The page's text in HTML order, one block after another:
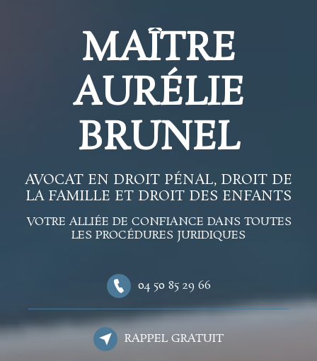
MAÎTRE
AURÉLIE
BRUNEL
AVOCAT EN DROIT PÉNAL, DROIT DE
LA FAMILLE ET DROIT DES ENFANTS
VOTRE ALLIÉE DE CONFIANCE DANS TOUTES
LES PROCÉDURES JURIDIQUES
04 50 85 29 66
RAPPEL GRATUIT